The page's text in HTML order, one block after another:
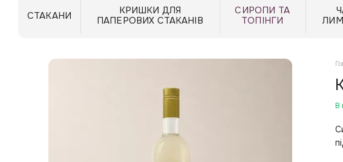
СТАКАНИ
КРИШКИ ДЛЯ
ПАПЕРОВИХ СТАКАНІВ
СИРОПИ ТА
ТОПІНГИ
В